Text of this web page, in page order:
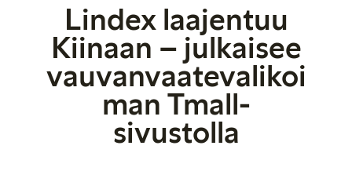
Lindex laajentuu
Kiinaan – julkaisee
vauvanvaatevalikoi
man Tmall-
sivustolla